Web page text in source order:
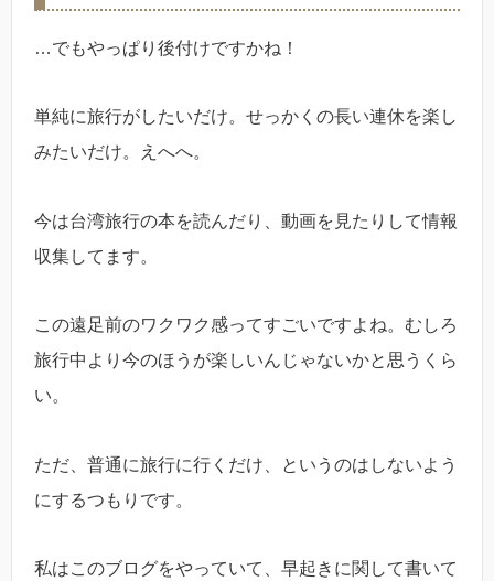
…でもやっぱり後付けですかね！
単純に旅行がしたいだけ。せっかくの長い連休を楽し
みたいだけ。えへへ。
今は台湾旅行の本を読んだり、動画を見たりして情報
収集してます。
この遠足前のワクワク感ってすごいですよね。むしろ
旅行中より今のほうが楽しいんじゃないかと思うくら
い。
ただ、普通に旅行に行くだけ、というのはしないよう
にするつもりです。
私はこのブログをやっていて、早起きに関して書いて